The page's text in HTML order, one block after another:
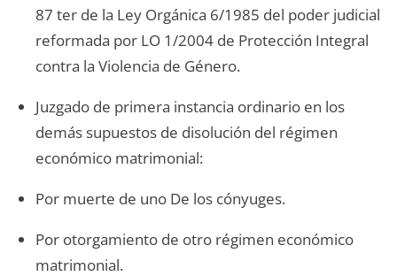
87 ter de la Ley Orgánica 6/1985 del poder judicial
reformada por LO 1/2004 de Protección Integral
contra la Violencia de Género.
Juzgado de primera instancia ordinario en los
demás supuestos de disolución del régimen
económico matrimonial:
Por muerte de uno De los cónyuges.
Por otorgamiento de otro régimen económico
matrimonial.